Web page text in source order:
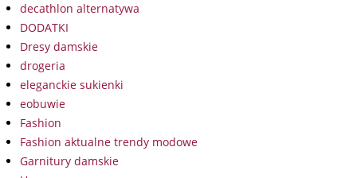
decathlon alternatywa
DODATKI
Dresy damskie
drogeria
eleganckie sukienki
eobuwie
Fashion
Fashion aktualne trendy modowe
Garnitury damskie